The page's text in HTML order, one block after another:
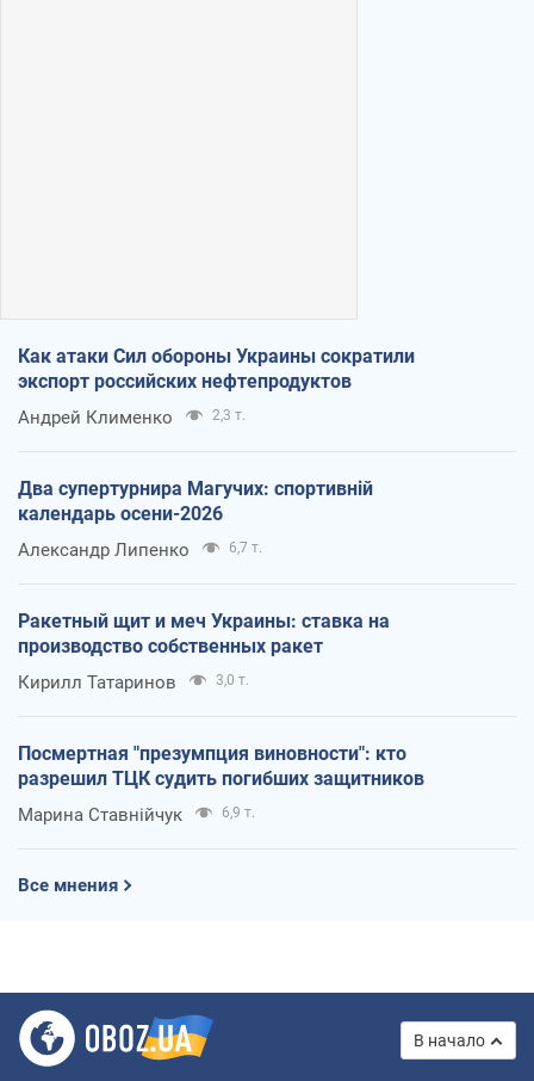
Как атаки Сил обороны Украины сократили
экспорт российских нефтепродуктов
Андрей Клименко 2,3 т.
Два супертурнира Магучих: спортивній
календарь осени-2026
Александр Липенко 6,7 т.
Ракетный щит и меч Украины: ставка на
производство собственных ракет
Кирилл Татаринов 3,0 т.
Посмертная "презумпция виновности": кто
разрешил ТЦК судить погибших защитников
Марина Ставнійчук 6,9 т.
Все мнения
В начало